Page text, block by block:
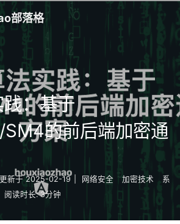
部落格
：基于
的前后端加密通
更新于 2025-02-19 网络安全 加密技术
系
阅读时长: 3分钟